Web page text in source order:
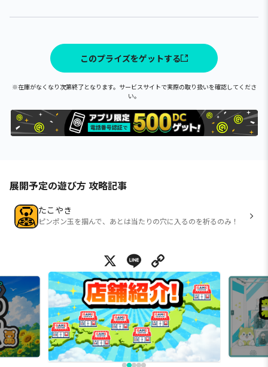
このプライズをゲットする
※在庫がなくなり次第終了となります。サービスサイトで実際の取り扱いを確認してくださ
い。
展開予定の遊び方 攻略記事
たこやき
ピンポン玉を掴んで、あとは当たりの穴に入るのを祈るのみ！
X Line